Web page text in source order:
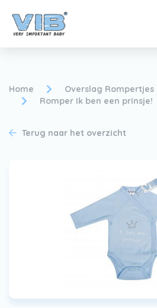
VIB®-Dealer worden
Home
Overslag Rompertjes
Romper Ik ben een prinsje!
Terug naar het overzicht